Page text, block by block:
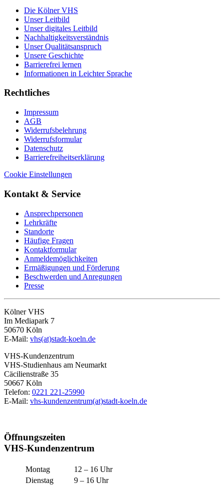
Die Kölner VHS
Unser Leitbild
Unser digitales Leitbild
Nachhaltigkeitsverständnis
Unser Qualitätsanspruch
Unsere Geschichte
Barrierefrei lernen
Informationen in Leichter Sprache
Rechtliches
Impressum
AGB
Widerrufsbelehrung
Widerrufsformular
Datenschutz
Barrierefreiheitserklärung
Cookie Einstellungen
Kontakt & Service
Ansprechpersonen
Lehrkräfte
Standorte
Häufige Fragen
Kontaktformular
Anmeldemöglichkeiten
Ermäßigungen und Förderung
Beschwerden und Anregungen
Presse
Kölner VHS
Im Mediapark 7
50670 Köln
E-Mail: vhs(at)stadt-koeln.de
VHS-Kundenzentrum
VHS-Studienhaus am Neumarkt
Cäcilienstraße 35
50667 Köln
Telefon: 0221 221-25990
E-Mail: vhs-kundenzentrum(at)stadt-koeln.de
Öffnungszeiten
VHS-Kundenzentrum
Montag
12 – 16 Uhr
Dienstag
9 – 16 Uhr